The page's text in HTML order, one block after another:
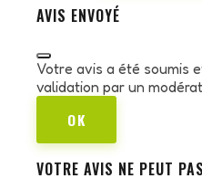
AVIS ENVOYÉ
Votre avis a été soumis
validation par un
OK
VOTRE AVIS NE PEUT